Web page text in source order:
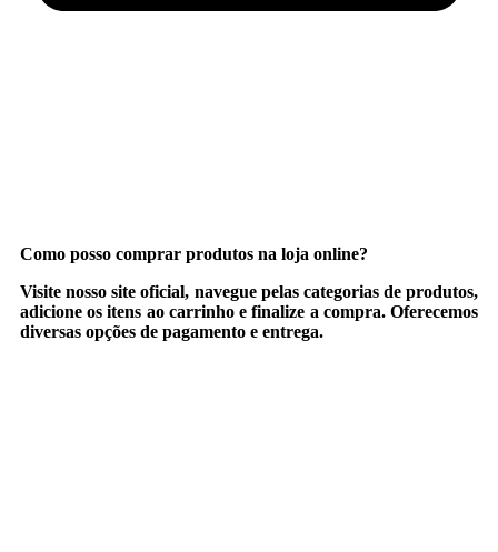
Como posso comprar produtos na loja online?
Visite nosso site oficial, navegue pelas categorias de produtos,
adicione os itens ao carrinho e finalize a compra. Oferecemos
diversas opções de pagamento e entrega.